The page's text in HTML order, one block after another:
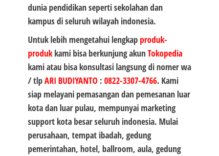
dunia pendidikan seperti sekolahan dan
kampus di seluruh wilayah indonesia.
Untuk lebih mengetahui lengkap produk-
produkkami bisa berkunjung akunTokopedia
kami atau bisa konsultasi langsung di nomer wa
/ tlpARI BUDIYANTO : 0822-3307-4766. Kami
siap melayani pemasangan dan pemesanan luar
kota dan luar pulau, mempunyai marketing
support kota besar seluruh indonesia. Mulai
perusahaan, tempat ibadah, gedung
pemerintahan, hotel, ballroom, aula, gedung